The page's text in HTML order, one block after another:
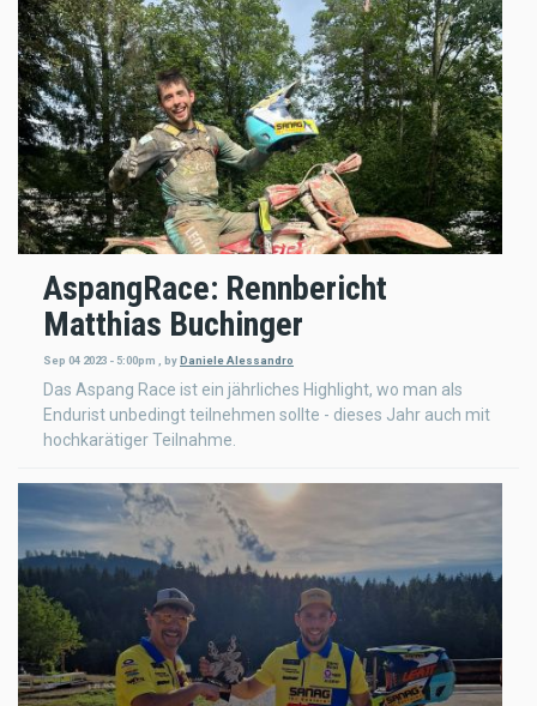
AspangRace: Rennbericht
Matthias Buchinger
Sep 04 2023 - 5:00pm byDaniele Alessandro
Das Aspang Race ist ein jährliches Highlight, wo man als
Endurist unbedingt teilnehmen sollte - dieses Jahr auch mit
hochkarätiger Teilnahme.